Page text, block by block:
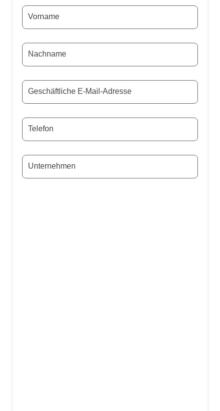
Vorname
Nachname
Geschäftliche E-Mail-Adresse
Telefon
Unternehmen